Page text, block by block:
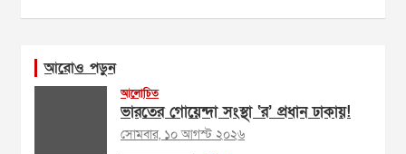
আরোও পড়ুন
আলোচিত
ভারতের গোয়েন্দা সংস্থা ‘র’ প্রধান ঢাকায়!
সোমবার, ১০ আগস্ট ২০২৬